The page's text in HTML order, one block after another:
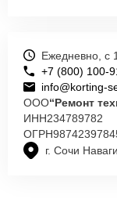
г. Сочи
Ежедневно, с
+7 (800) 100-
info@korting-
ООО“Ремонт
ИНН234789782
ОГРН